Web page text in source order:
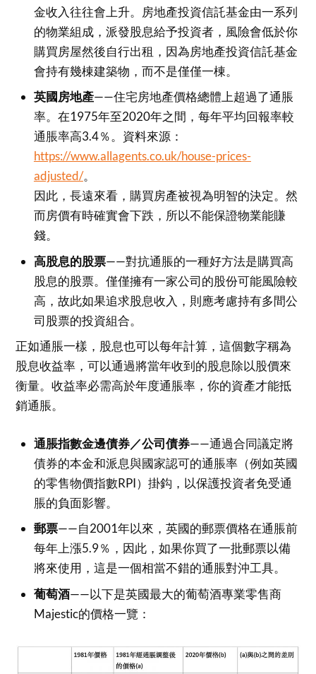
金收入往往會上升。房地產投資信託基金由一系列
的物業組成，派發股息給予投資者，風險會低於你
購買房屋然後自行出租，因為房地產投資信託基金
會持有幾棟建築物，而不是僅僅一棟。
英國房地產——住宅房地產價格總體上超過了通脹
率。在1975年至2020年之間，每年平均回報率較
通脹率高3.4％。資料來源：
https://www.allagents.co.uk/house-prices-
adjusted/。
因此，長遠來看，購買房產被視為明智的決定。然
而房價有時確實會下跌，所以不能保證物業能賺
錢。
高股息的股票——對抗通脹的一種好方法是購買高
股息的股票。僅僅擁有一家公司的股份可能風險較
高，故此如果追求股息收入，則應考慮持有多間公
司股票的投資組合。
正如通脹一樣，股息也可以每年計算，這個數字稱為
股息收益率，可以通過將當年收到的股息除以股價來
衡量。收益率必需高於年度通脹率，你的資產才能抵
銷通脹。
通脹指數金邊債券／公司債券——通過合同議定將
債券的本金和派息與國家認可的通脹率（例如英國
的零售物價指數RPI）掛鈎，以保護投資者免受通
脹的負面影響。
郵票——自2001年以來，英國的郵票價格在通脹前
每年上漲5.9％，因此，如果你買了一批郵票以備
將來使用，這是一個相當不錯的通脹對沖工具。
葡萄酒——以下是英國最大的葡萄酒專業零售商
Majestic的價格一覽：